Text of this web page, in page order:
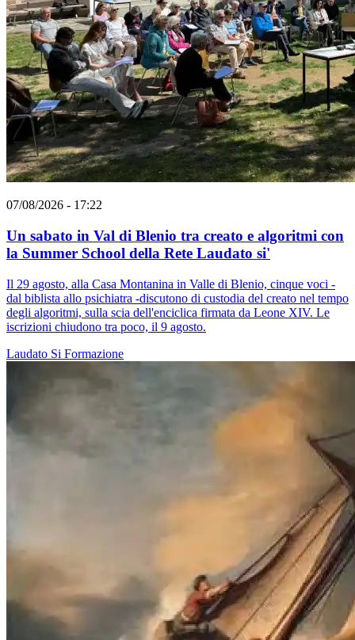
07/08/2026 - 17:22
Un sabato in Val di Blenio tra creato e algoritmi con
la Summer School della Rete Laudato si'
Il 29 agosto, alla Casa Montanina in Valle di Blenio, cinque voci -
dal biblista allo psichiatra -discutono di custodia del creato nel tempo
degli algoritmi, sulla scia dell'enciclica firmata da Leone XIV. Le
iscrizioni chiudono tra poco, il 9 agosto.
Laudato Si Formazione